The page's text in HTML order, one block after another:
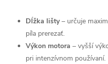
Dĺžka lišty– určuje
píla prerezať.
Výkon motora – vyšší
pri intenzívnom používaní.